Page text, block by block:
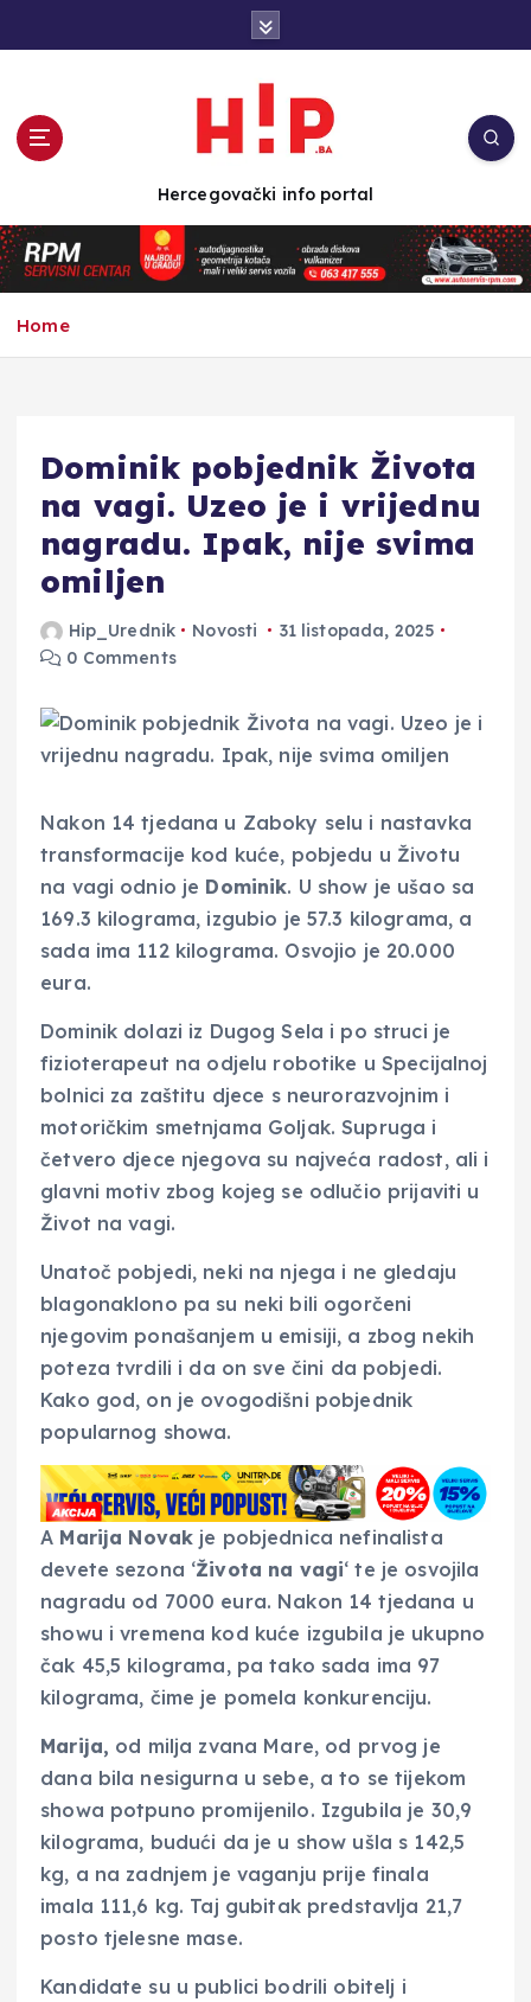
n
t
e
Hercegovački info portal
Home
Dominik pobjednik Života
na vagi. Uzeo je i vrijednu
nagradu. Ipak, nije svima
omiljen
Hip_Urednik Novosti
31 listopada, 2025
0 Comments
Nakon 14 tjedana u Zaboky selu i nastavka
transformacije kod kuće, pobjedu u Životu
na vagi odnio je Dominik. U show je ušao sa
169.3 kilograma, izgubio je 57.3 kilograma, a
sada ima 112 kilograma. Osvojio je 20.000
eura.
Dominik dolazi iz Dugog Sela i po struci je
fizioterapeut na odjelu robotike u Specijalnoj
bolnici za zaštitu djece s neurorazvojnim i
motoričkim smetnjama Goljak. Supruga i
četvero djece njegova su najveća radost, ali i
glavni motiv zbog kojeg se odlučio prijaviti u
Život na vagi.
Unatoč pobjedi, neki na njega i ne gledaju
blagonaklono pa su neki bili ogorčeni
njegovim ponašanjem u emisiji, a zbog nekih
poteza tvrdili i da on sve čini da pobjedi.
Kako god, on je ovogodišni pobjednik
popularnog showa.
A Marija Novak je pobjednica nefinalista
devete sezona ‘Života na vagi‘ te je osvojila
nagradu od 7000 eura. Nakon 14 tjedana u
showu i vremena kod kuće izgubila je ukupno
čak 45,5 kilograma, pa tako sada ima 97
kilograma, čime je pomela konkurenciju.
Marija, od milja zvana Mare, od prvog je
dana bila nesigurna u sebe, a to se tijekom
showa potpuno promijenilo. Izgubila je 30,9
kilograma, budući da je u show ušla s 142,5
kg, a na zadnjem je vaganju prije finala
imala 111,6 kg. Taj gubitak predstavlja 21,7
posto tjelesne mase.
Kandidate su u publici bodrili obitelj i